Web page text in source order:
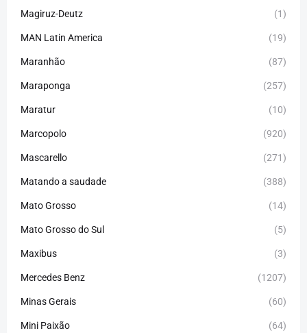
Magiruz-Deutz (1)
MAN Latin America (19)
Maranhão (87)
Maraponga (257)
Maratur (10)
Marcopolo (920)
Mascarello (271)
Matando a saudade (388)
Mato Grosso (14)
Mato Grosso do Sul (5)
Maxibus (3)
Mercedes Benz (1207)
Minas Gerais (60)
Mini Paixão (64)